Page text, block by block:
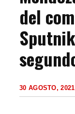
del
30 AGOSTO, 2021